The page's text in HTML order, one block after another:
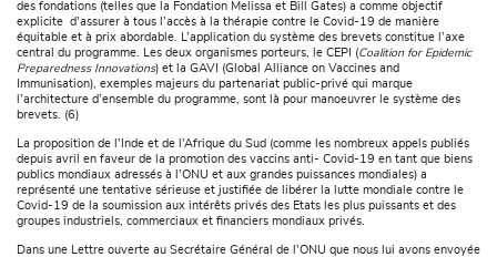
des fondations (telles que la Fondation Melissa et Bill Gates) a comme objectif
explicite d’assurer à tous l’accès à la thérapie contre le Covid-19 de manière
équitable et à prix abordable. L’application du système des brevets constitue l’axe
central du programme. Les deux organismes porteurs, le CEPI (Coalition for Epidemic
Preparedness Innovations) et la GAVI (Global Alliance on Vaccines and
Immunisation), exemples majeurs du partenariat public-privé qui marque
l’architecture d’ensemble du programme, sont là pour manoeuvrer le système des
brevets. (6)
La proposition de l’Inde et de l’Afrique du Sud (comme les nombreux appels publiés
depuis avril en faveur de la promotion des vaccins anti- Covid-19 en tant que biens
publics mondiaux adressés à l’ONU et aux grandes puissances mondiales) a
représenté une tentative sérieuse et justifiée de libérer la lutte mondiale contre le
Covid-19 de la soumission aux intérêts privés des Etats les plus puissants et des
groupes industriels, commerciaux et financiers mondiaux privés.
Dans une Lettre ouverte au Secrétaire Général de l’ONU que nous lui avons envoyée